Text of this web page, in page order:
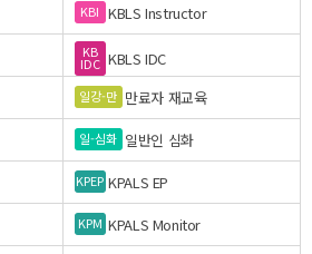
KBI KBLS Instructor
KB
IDC KBLS IDC
일강-만 만료자 재교육
일-심화 일반인 심화
KPEP KPALS EP
KPM KPALS Monitor